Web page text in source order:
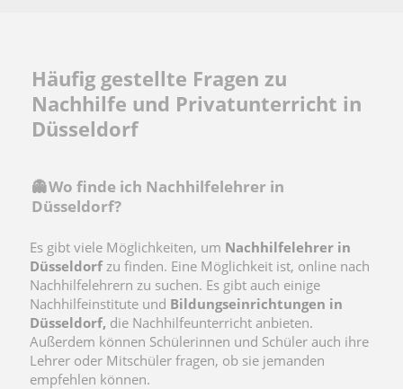
Häufig gestellte Fragen zu
Nachhilfe und Privatunterricht in
Düsseldorf
👻 Wo finde ich Nachhilfelehrer in
Düsseldorf?
Es gibt viele Möglichkeiten, um Nachhilfelehrer in
Düsseldorf zu finden. Eine Möglichkeit ist, online nach
Nachhilfelehrern zu suchen. Es gibt auch einige
Nachhilfeinstitute und Bildungseinrichtungen in
Düsseldorf, die Nachhilfeunterricht anbieten.
Außerdem können Schülerinnen und Schüler auch ihre
Lehrer oder Mitschüler fragen, ob sie jemanden
empfehlen können.